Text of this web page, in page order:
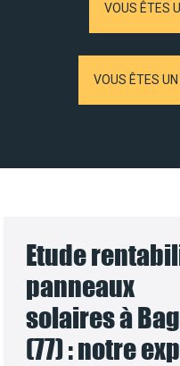
VOUS ÊTES
VOUS ÊTES
Etude
panneaux
solaires à
(77) : notre